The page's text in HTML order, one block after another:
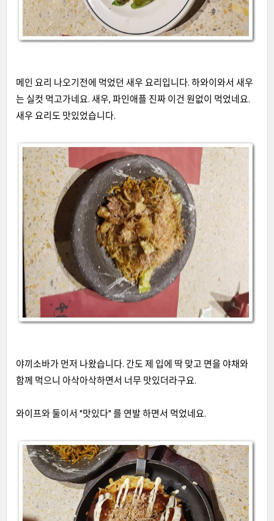
메인 요리 나오기전에 먹었던 새우 요리입니다. 하와이와서 새우
는 실컷 먹고가네요. 새우, 파인애플 진짜 이건 원없이 먹었네요.
새우 요리도 맛있었습니다.
야끼소바가 먼저 나왔습니다. 간도 제 입에 딱 맞고 면을 야채와
함께 먹으니 아삭아삭하면서 너무 맛있더라구요.
와이프와 둘이서 "맛있다" 를 연발 하면서 먹었네요.